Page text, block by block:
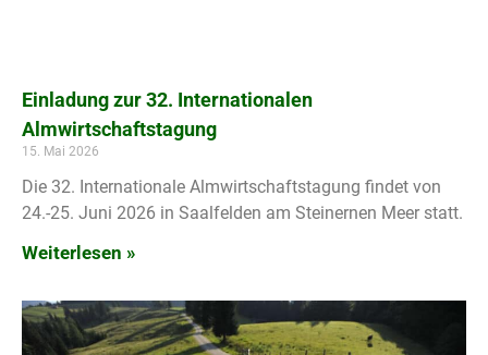
Einladung zur 32. Internationalen
Almwirtschaftstagung
15. Mai 2026
Die 32. Internationale Almwirtschaftstagung findet von
24.-25. Juni 2026 in Saalfelden am Steinernen Meer statt.
Weiterlesen »